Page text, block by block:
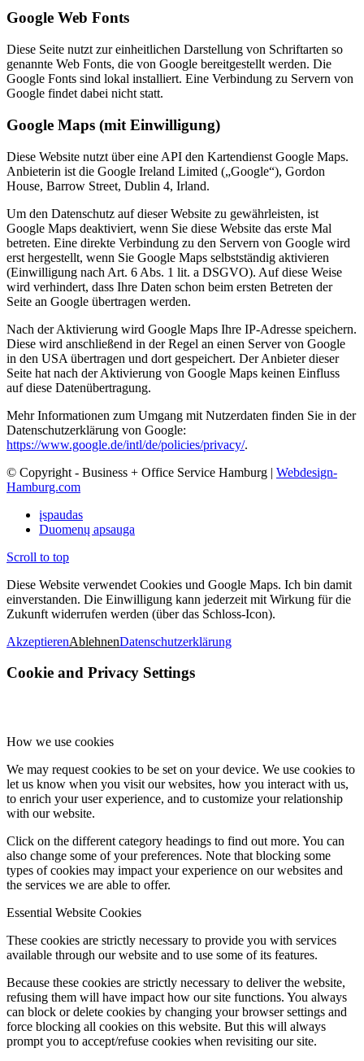
Google Web Fonts
Diese Seite nutzt zur einheitlichen Darstellung von Schriftarten so
genannte Web Fonts, die von Google bereitgestellt werden. Die
Google Fonts sind lokal installiert. Eine Verbindung zu Servern von
Google findet dabei nicht statt.
Google Maps (mit Einwilligung)
Diese Website nutzt über eine API den Kartendienst Google Maps.
Anbieterin ist die Google Ireland Limited („Google“), Gordon
House, Barrow Street, Dublin 4, Irland.
Um den Datenschutz auf dieser Website zu gewährleisten, ist
Google Maps deaktiviert, wenn Sie diese Website das erste Mal
betreten. Eine direkte Verbindung zu den Servern von Google wird
erst hergestellt, wenn Sie Google Maps selbstständig aktivieren
(Einwilligung nach Art. 6 Abs. 1 lit. a DSGVO). Auf diese Weise
wird verhindert, dass Ihre Daten schon beim ersten Betreten der
Seite an Google übertragen werden.
Nach der Aktivierung wird Google Maps Ihre IP-Adresse speichern.
Diese wird anschließend in der Regel an einen Server von Google
in den USA übertragen und dort gespeichert. Der Anbieter dieser
Seite hat nach der Aktivierung von Google Maps keinen Einfluss
auf diese Datenübertragung.
Mehr Informationen zum Umgang mit Nutzerdaten finden Sie in der
Datenschutzerklärung von Google:
https://www.google.de/intl/de/policies/privacy/.
© Copyright - Business + Office Service Hamburg | Webdesign-
Hamburg.com
įspaudas
Duomenų apsauga
Scroll to top
Diese Website verwendet Cookies und Google Maps. Ich bin damit
einverstanden. Die Einwilligung kann jederzeit mit Wirkung für die
Zukunft widerrufen werden (über das Schloss-Icon).
AkzeptierenAblehnenDatenschutzerklärung
Cookie and Privacy Settings
How we use cookies
We may request cookies to be set on your device. We use cookies to
let us know when you visit our websites, how you interact with us,
to enrich your user experience, and to customize your relationship
with our website.
Click on the different category headings to find out more. You can
also change some of your preferences. Note that blocking some
types of cookies may impact your experience on our websites and
the services we are able to offer.
Essential Website Cookies
These cookies are strictly necessary to provide you with services
available through our website and to use some of its features.
Because these cookies are strictly necessary to deliver the website,
refusing them will have impact how our site functions. You always
can block or delete cookies by changing your browser settings and
force blocking all cookies on this website. But this will always
prompt you to accept/refuse cookies when revisiting our site.